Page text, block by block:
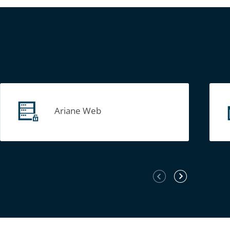
Ariane Web
Élément
précédent
Élément
suivant